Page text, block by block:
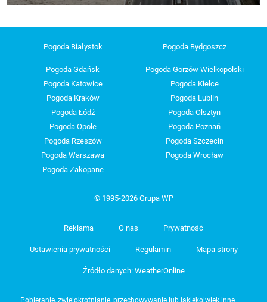
Pogoda Białystok Pogoda Bydgoszcz
Pogoda Gdańsk
Pogoda Gorzów Wielkopolski
Pogoda Katowice
Pogoda Kielce
Pogoda Kraków
Pogoda Lublin
Pogoda Łódź
Pogoda Olsztyn
Pogoda Opole
Pogoda Poznań
Pogoda Rzeszów
Pogoda Szczecin
Pogoda Warszawa
Pogoda Wrocław
Pogoda Zakopane
© 1995-2026 Grupa WP
Reklama O nas Prywatność
Ustawienia prywatności Regulamin Mapa strony
Źródło danych: WeatherOnline
Pobieranie, zwielokrotnianie, przechowywanie lub jakiekolwiek inne